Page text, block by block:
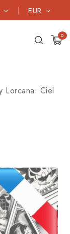
EUR
0
Lorcana: Ciel